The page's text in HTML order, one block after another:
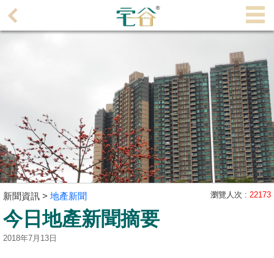
理
成
交
業
放
盤
新聞資訊 > 地產新聞 瀏覽人次 : 22173
今日地產新聞摘要
2018年7月13日